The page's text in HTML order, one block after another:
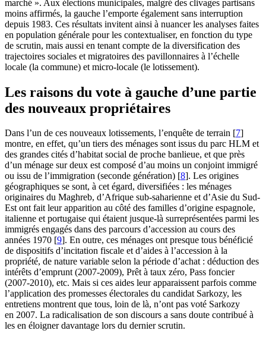
marché ». Aux élections municipales, malgré des clivages partisans
moins affirmés, la gauche l’emporte également sans interruption
depuis 1983. Ces résultats invitent ainsi à nuancer les analyses faites
en population générale pour les contextualiser, en fonction du type
de scrutin, mais aussi en tenant compte de la diversification des
trajectoires sociales et migratoires des pavillonnaires à l’échelle
locale (la commune) et micro-locale (le lotissement).
Les raisons du vote à gauche d’une partie
des nouveaux propriétaires
Dans l’un de ces nouveaux lotissements, l’enquête de terrain [7]
montre, en effet, qu’un tiers des ménages sont issus du parc HLM et
des grandes cités d’habitat social de proche banlieue, et que près
d’un ménage sur deux est composé d’au moins un conjoint immigré
ou issu de l’immigration (seconde génération) [8]. Les origines
géographiques se sont, à cet égard, diversifiées : les ménages
originaires du Maghreb, d’Afrique sub-saharienne et d’Asie du Sud-
Est ont fait leur apparition au côté des familles d’origine espagnole,
italienne et portugaise qui étaient jusque-là surreprésentées parmi les
immigrés engagés dans des parcours d’accession au cours des
années 1970 [9]. En outre, ces ménages ont presque tous bénéficié
de dispositifs d’incitation fiscale et d’aides à l’accession à la
propriété, de nature variable selon la période d’achat : déduction des
intérêts d’emprunt (2007-2009), Prêt à taux zéro, Pass foncier
(2007-2010), etc. Mais si ces aides leur apparaissent parfois comme
l’application des promesses électorales du candidat Sarkozy, les
entretiens montrent que tous, loin de là, n’ont pas voté Sarkozy
en 2007. La radicalisation de son discours a sans doute contribué à
les en éloigner davantage lors du dernier scrutin.